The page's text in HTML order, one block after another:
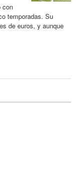
con
temporadas. Su
de euros, y aunque